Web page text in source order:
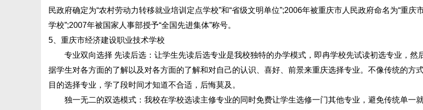
民政府确定为“农村劳动力转移就业培训定点学校”和“省级文明单位”;2006年被重庆市人民政府命名为“重庆
学校”;2007年被国家人事部授予“全国先进集体”称号。
5、重庆市经济建设职业技术学校
专业双向选择 先读后选：让学生先读后选专业是我校独特的办学模式，即冉学校先试读初选专业，然
据学生对各方面的了解以及对各方面的了解和对自己的认识、喜好、前景来重庆选择专业。不像传统的方
目的选择专业，学了段时间才知道不合适，后悔莫及。
独一无二的双选模式：我校在学校选读主修专业的同时免费让学生选修一门其他专业，避免传统单一